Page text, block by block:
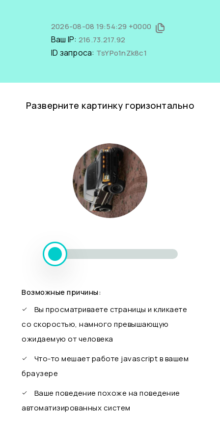
2026-08-08 19:54:29 +0000
Ваш IP: 216.73.217.92
ID запроса: TsYPo1nZk8c1
Разверните картинку горизонтально
Возможные причины:
Вы просматриваете страницы и кликаете
со скоростью, намного превышающую
ожидаемую от человека
Что-то мешает работе javascript в вашем
браузере
Ваше поведение похоже на поведение
автоматизированных систем